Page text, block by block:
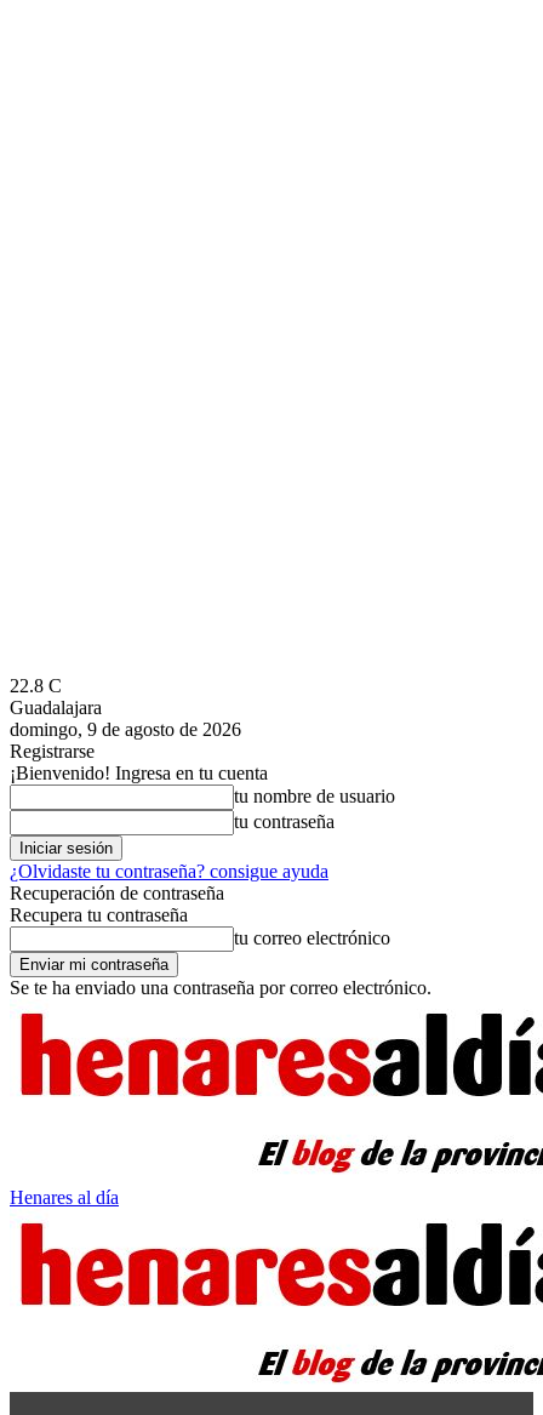
22.8 C
Guadalajara
domingo, 9 de agosto de 2026
Registrarse
¡Bienvenido! Ingresa en tu cuenta
tu nombre de usuario
tu contraseña
¿Olvidaste tu contraseña? consigue ayuda
Recuperación de contraseña
Recupera tu contraseña
tu correo electrónico
Se te ha enviado una contraseña por correo electrónico.
Henares al día